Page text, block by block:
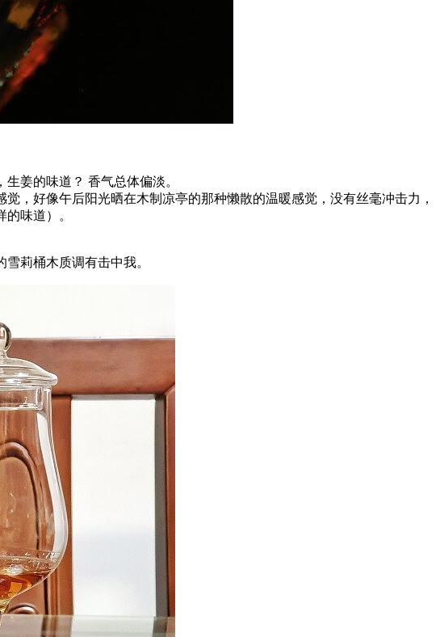
姜的味道？ 香气总体偏淡。
，好像午后阳光晒在木制凉亭的那种懒散的温暖感觉，没有丝毫冲击力，
味道）。
莉桶木质调有击中我。